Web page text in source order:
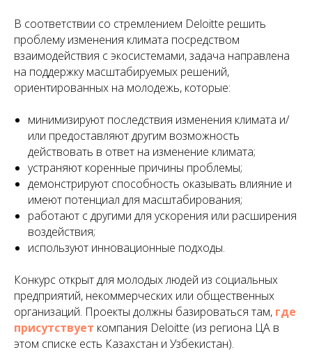
В соответствии со стремлением Deloitte решить
проблему изменения климата посредством
взаимодействия с экосистемами, задача направлена
на поддержку масштабируемых решений,
ориентированных на молодежь, которые:
минимизируют последствия изменения климата и/
или предоставляют другим возможность
действовать в ответ на изменение климата;
устраняют коренные причины проблемы;
демонстрируют способность оказывать влияние и
имеют потенциал для масштабирования;
работают с другими для ускорения или расширения
воздействия;
используют инновационные подходы.
Конкурс открыт для молодых людей из социальных
предприятий, некоммерческих или общественных
организаций. Проекты должны базироваться там, где
присутствует компания Deloitte (из региона ЦА в
этом списке есть Казахстан и Узбекистан).